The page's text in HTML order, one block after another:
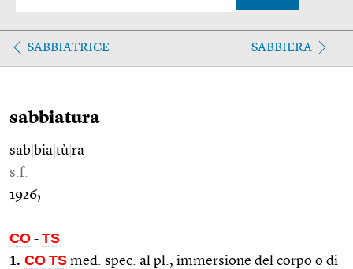
SABBIATRICE SABBIERA
sabbiatura
sab bia tù ra
s.f.
1926;
CO - TS
1. CO TS med. spec. al pl., immersione del corpo o di